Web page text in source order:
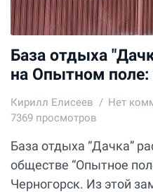
База отдыха
на Опытном
Кирилл Елисеев
Нет
7369 просмотров
База отдыха “Дачка”
обществе “Опытное
Черногорск. Из этой